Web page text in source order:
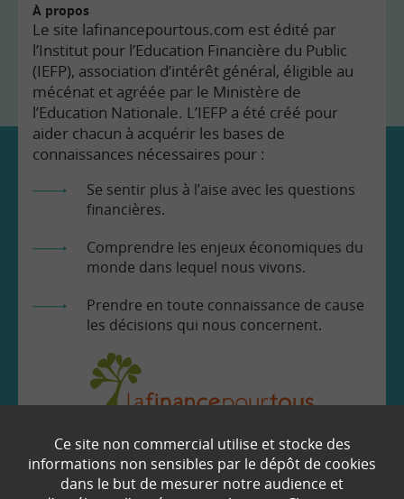
À propos
Le site lafinancepourtous.com est édité par
l’Institut pour l’Education Financière du Public
(IEFP), association d’intérêt général, éligible au
mécénat et agréée par le Ministère de
l’Education Nationale. L’IEFP a été créé pour
aider chacun à acquérir les bases de
connaissances nécessaires pour :
Se sentir plus à l’aise avec les questions
financières.
Comprendre les enjeux économiques du
monde dans lequel nous vivons.
Prendre en toute connaissance de cause
les décisions qui nous concernent.
EN SAVOIR
Ce site non commercial utilise et stocke des
informations non sensibles par le dépôt de cookies
dans le but de mesurer notre audience et